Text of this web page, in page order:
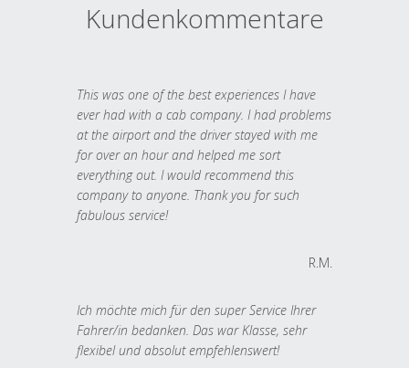
Kundenkommentare
This was one of the best experiences I have
ever had with a cab company. I had problems
at the airport and the driver stayed with me
for over an hour and helped me sort
everything out. I would recommend this
company to anyone. Thank you for such
fabulous service!
R.M.
Ich möchte mich für den super Service Ihrer
Fahrer/in bedanken. Das war Klasse, sehr
flexibel und absolut empfehlenswert!